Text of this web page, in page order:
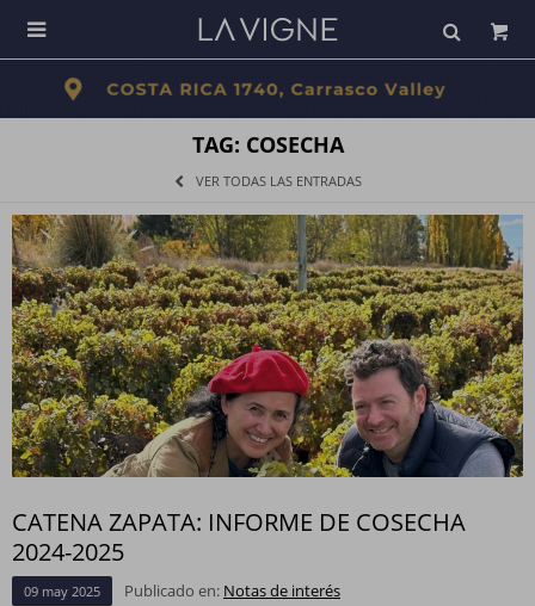

TAG: COSECHA
VER TODAS LAS ENTRADAS
CATENA ZAPATA: INFORME DE COSECHA
2024-2025
09 may 2025 Publicado en: Notas de interés